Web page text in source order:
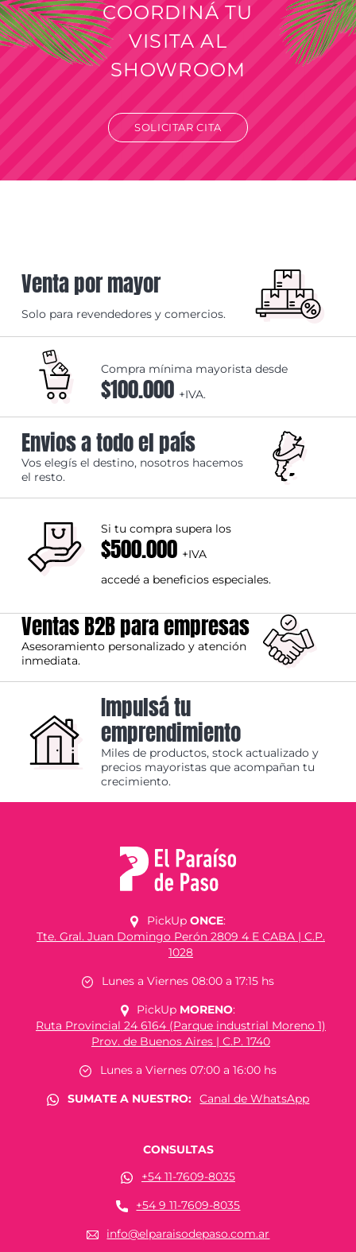
COORDINÁ TU
VISITA AL
SHOWROOM
SOLICITAR CITA
Venta por mayor
Solo para revendedores y comercios.
Compra mínima mayorista desde
$100.000 +IVA.
Envios a todo el país
Vos elegís el destino, nosotros hacemos
el resto.
Si tu compra supera los
$500.000 +IVA
accedé a beneficios especiales.
Ventas B2B para empresas
Asesoramiento personalizado y atención
inmediata.
Impulsá tu
emprendimiento
Miles de productos, stock actualizado y
precios mayoristas que acompañan tu
crecimiento.
PickUp ONCE:
Tte. Gral. Juan Domingo Perón 2809 4 E CABA | C.P.
1028
Lunes a Viernes 08:00 a 17:15 hs
PickUp MORENO:
Ruta Provincial 24 6164 (Parque industrial Moreno 1)
Prov. de Buenos Aires | C.P. 1740
Lunes a Viernes 07:00 a 16:00 hs
SUMATE A NUESTRO:
Canal de WhatsApp
CONSULTAS
+54 11-7609-8035
+54 9 11-7609-8035
info@elparaisodepaso.com.ar